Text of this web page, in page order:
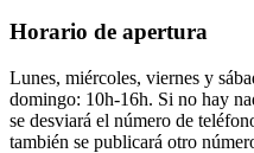
Horario de apertura
Lunes, miércoles, viernes y
domingo: 10h-16h. Si no hay
se desviará el número de
también se publicará otro